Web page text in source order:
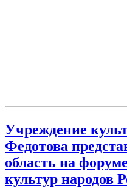
Учреждение
Федотова
область на
культур народов